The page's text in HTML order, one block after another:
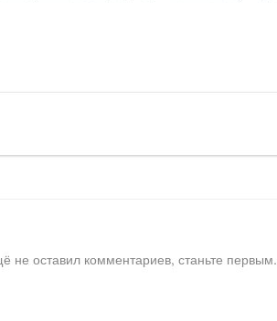
не оставил комментариев, станьте первым.